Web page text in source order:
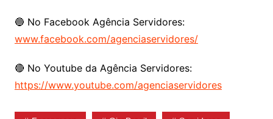
🔵 No Facebook Agência Servidores:
www.facebook.com/agenciaservidores/
🔴 No Youtube da Agência Servidores:
https://www.youtube.com/agenciaservidores